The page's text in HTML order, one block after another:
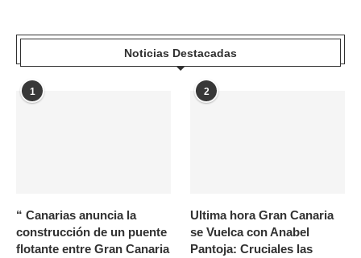
Noticias Destacadas
1
“ Canarias anuncia la
construcción de un puente
flotante entre Gran Canaria
2
Ultima hora Gran Canaria
se Vuelca con Anabel
Pantoja: Cruciales las